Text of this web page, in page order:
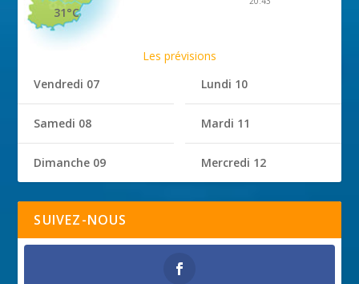
31°C
Les prévisions
Vendredi 07
Samedi 08
Dimanche 09
Lundi 10
Mardi 11
Mercredi 12
SUIVEZ-NOUS